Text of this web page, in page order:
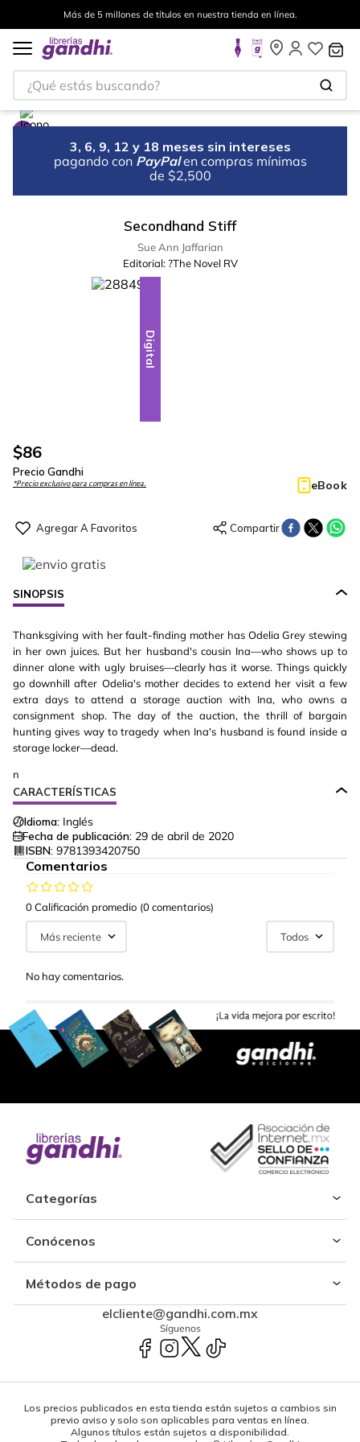
Más de 5 millones de títulos en nuestra tienda en línea.
¿Qué estás buscando?
3, 6, 9, 12 y 18 meses sin intereses
pagando con PayPal en compras mínimas
de $2,500
Secondhand Stiff
Sue Ann Jaffarian
Editorial: ?The Novel RV
Digital
$86
Precio Gandhi
*Precio exclusivo para compras en línea. eBook
SINOPSIS
Thanksgiving with her fault-finding mother has Odelia Grey stewing
in her own juices. But her husband's cousin Ina—who shows up to
dinner alone with ugly bruises—clearly has it worse. Things quickly
go downhill after Odelia's mother decides to extend her visit a few
extra days to attend a storage auction with Ina, who owns a
consignment shop. The day of the auction, the thrill of bargain
hunting gives way to tragedy when Ina's husband is found inside a
storage locker—dead.
n
CARACTERÍSTICAS
Idioma: Inglés
Fecha de publicación: 29 de abril de 2020
ISBN: 9781393420750
Comentarios
0 Calificación promedio (0 comentarios)
Más reciente Todos
No hay comentarios.
Categorías
Conócenos
Métodos de pago
elcliente@gandhi.com.mx
Síguenos
Los precios publicados en esta tienda están sujetos a cambios sin
previo aviso y solo son aplicables para ventas en línea.
Algunos títulos están sujetos a disponibilidad.